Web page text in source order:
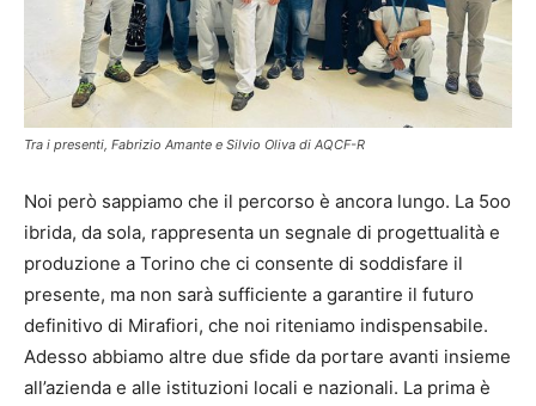
Tra i presenti, Fabrizio Amante e Silvio Oliva di AQCF-R
Noi però sappiamo che il percorso è ancora lungo. La 5oo
ibrida, da sola, rappresenta un segnale di progettualità e
produzione a Torino che ci consente di soddisfare il
presente, ma non sarà sufficiente a garantire il futuro
definitivo di Mirafiori, che noi riteniamo indispensabile.
Adesso abbiamo altre due sfide da portare avanti insieme
all’azienda e alle istituzioni locali e nazionali. La prima è